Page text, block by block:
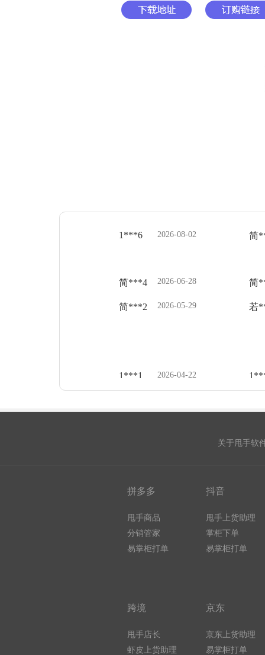
1***6 2026-08-02 简
简***4 2026-06-28 简
简***2 2026-05-29 若
1***1 2026-04-22
c***0 2025-09-30 柳
关于甩手软
拼多多
甩手商品
分销管家
易掌柜打单
抖音
甩手上货助理
掌柜下单
易掌柜打单
跨境
甩手店长
虾皮上货助理
京东
京东上货助理
易掌柜打单